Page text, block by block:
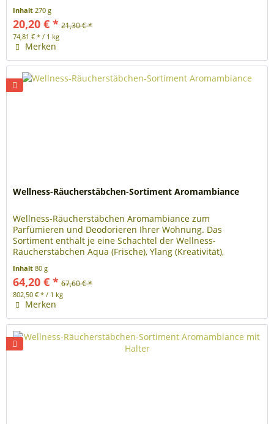
Inhalt 270 g
20,20 € * 21,30 € *
74,81 € * / 1 kg
Merken
Wellness-Räucherstäbchen-Sortiment Aromambiance
Wellness-Räucherstäbchen Aromambiance zum
Parfümieren und Deodorieren Ihrer Wohnung. Das
Sortiment enthält je eine Schachtel der Wellness-
Räucherstäbchen Aqua (Frische), Ylang (Kreativität),
Inhalt80 g
64,20 € * 67,60 € *
802,50 € * / 1 kg
Merken